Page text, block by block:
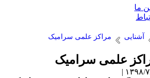
ما
آشنایی مراکز علمی سرامیک
علمی سرامیک